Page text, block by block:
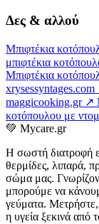
Δες & αλλού
Μπιφτέκια
μπιφτέκια
Μπιφτέκια
maggicooking.gr ↗
κοτόπουλου με
💚 Mycare.gr
Η σωστή διατροφή
θερμίδες, λιπαρά,
σώμα μας.
μπορούμε να
γεύματα.
η υγεία ξεκινά από